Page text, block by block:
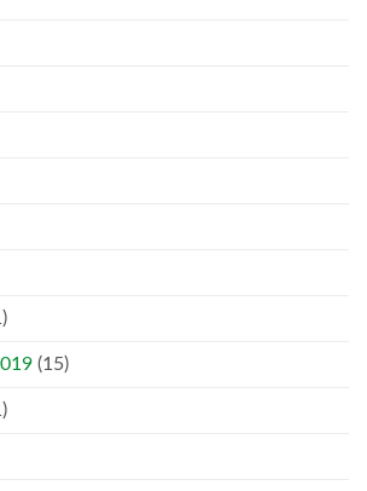
(15)